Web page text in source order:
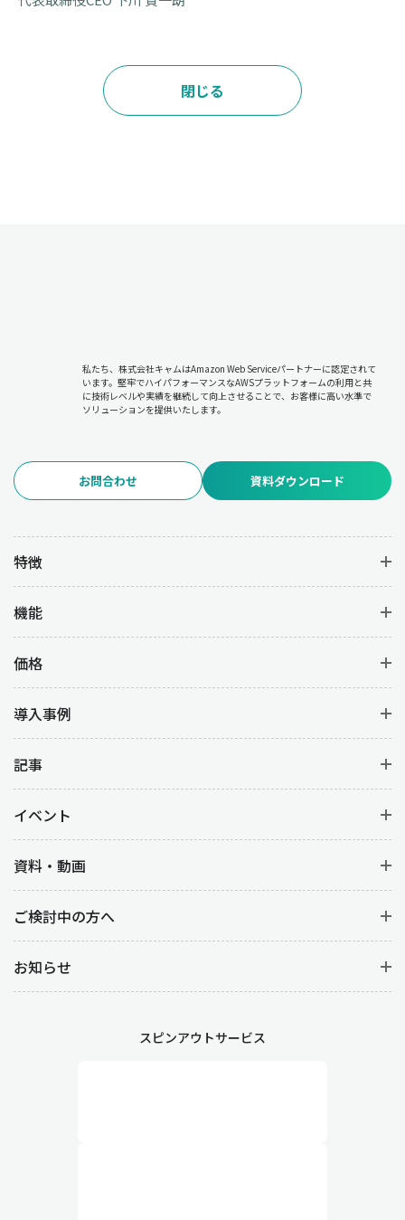
閉じる
私たち、株式会社キャムはAmazon Web Serviceパートナーに認定されて
います。堅牢でハイパフォーマンスなAWSプラットフォームの利用と共
に技術レベルや実績を継続して向上させることで、お客様に高い水準で
ソリューションを提供いたします。
お問合わせ 資料ダウンロード
特徴
機能
価格
導入事例
記事
イベント
資料・動画
ご検討中の方へ
お知らせ
スピンアウトサービス